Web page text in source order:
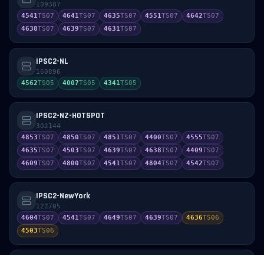
109387
4541TS07 4641TS07 4635TS07 4551TS07 4642TS07
4638TS07 4639TS07 4631TS07
IPSC2-NL
160896
4562TS05 4007TS05 4341TS05
IPSC2-NZ-HOTSPOT
302144
4853TS07 4850TS07 4851TS07 4400TS07 4555TS07
4635TS07 4503TS07 4639TS07 4638TS07 4409TS07
4609TS07 4800TS07 4541TS07 4804TS07 4542TS07
IPSC2-NewYork
122705
4604TS07 4541TS07 4649TS07 4639TS07 4636TS06
4503TS06